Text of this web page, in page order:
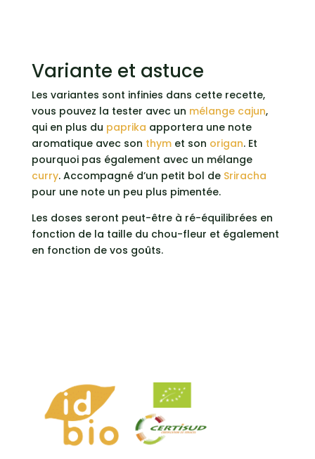
Variante et astuce
Les variantes sont infinies dans cette recette,
vous pouvez la tester avec un mélange cajun,
qui en plus du paprika apportera une note
aromatique avec son thymet son origan. Et
pourquoi pas également avec un mélange
curry. Accompagné d’un petit bol de Sriracha
pour une note un peu plus pimentée.
Les doses seront peut-être à ré-équilibrées en
fonction de la taille du chou-fleur et également
en fonction de vos goûts.